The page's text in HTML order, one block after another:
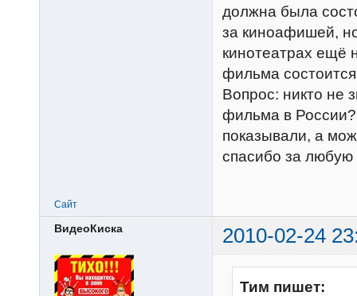
должна была
за киноафишей,
кинотеатрах ещё
фильма
Вопрос: никто не
фильма в
показывали, а
спасибо за
Сайт
ВидеоКиска 2010-02-24
Тим пишет: